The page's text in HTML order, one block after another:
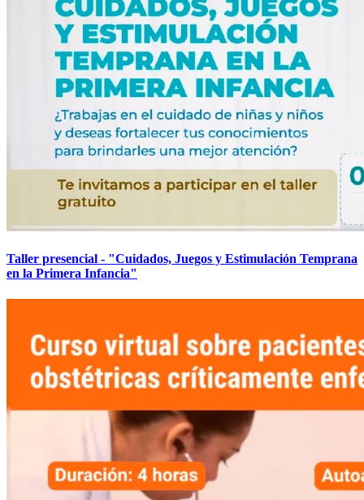
Taller presencial - "Cuidados, Juegos y Estimulación Temprana
en la Primera Infancia"